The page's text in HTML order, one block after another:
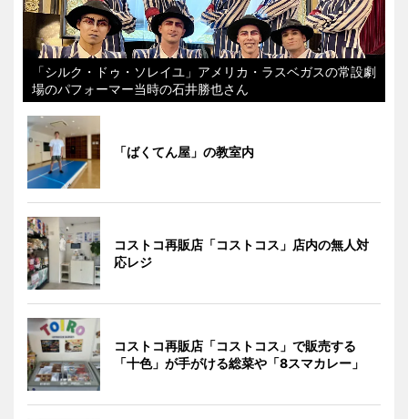
「シルク・ドゥ・ソレイユ」アメリカ・ラスベガスの常設劇
場のパフォーマー当時の石井勝也さん
「ばくてん屋」の教室内
コストコ再販店「コストコス」店内の無人対
応レジ
コストコ再販店「コストコス」で販売する
「十色」が手がける総菜や「8スマカレー」